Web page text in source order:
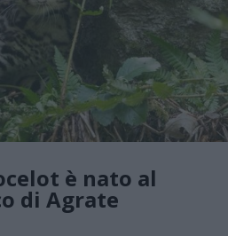
è nato al
di Agrate